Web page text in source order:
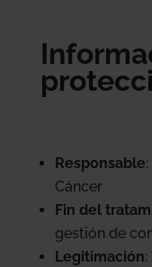
Responsable
Cáncer
Fin del
gestión de
Legitimación